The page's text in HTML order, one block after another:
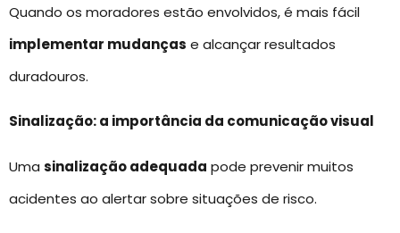
Quando os moradores estão envolvidos, é mais fácil
implementar mudanças e alcançar resultados
duradouros.
Sinalização: a importância da comunicação visual
Uma sinalização adequada pode prevenir muitos
acidentes ao alertar sobre situações de risco.